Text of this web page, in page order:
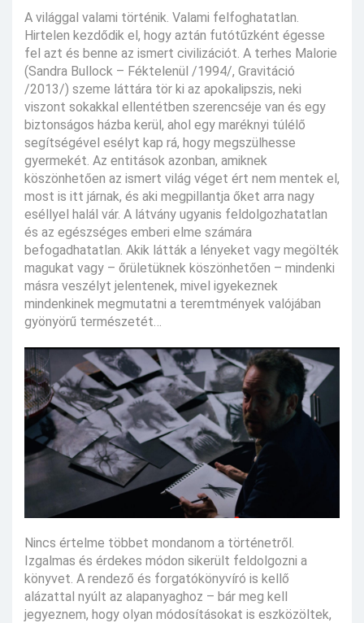
A világgal valami történik. Valami felfoghatatlan.
Hirtelen kezdődik el, hogy aztán futótűzként égesse
fel azt és benne az ismert civilizációt. A terhes Malorie
(Sandra Bullock – Féktelenül /1994/, Gravitáció
/2013/) szeme láttára tör ki az apokalipszis, neki
viszont sokakkal ellentétben szerencséje van és egy
biztonságos házba kerül, ahol egy maréknyi túlélő
segítségével esélyt kap rá, hogy megszülhesse
gyermekét. Az entitások azonban, amiknek
köszönhetően az ismert világ véget ért nem mentek el,
most is itt járnak, és aki megpillantja őket arra nagy
eséllyel halál vár. A látvány ugyanis feldolgozhatatlan
és az egészséges emberi elme számára
befogadhatatlan. Akik látták a lényeket vagy megölték
magukat vagy – őrületüknek köszönhetően – mindenki
másra veszélyt jelentenek, mivel igyekeznek
mindenkinek megmutatni a teremtmények valójában
gyönyörű természetét…
Nincs értelme többet mondanom a történetről.
Izgalmas és érdekes módon sikerült feldolgozni a
könyvet. A rendező és forgatókönyvíró is kellő
alázattal nyúlt az alapanyaghoz – bár meg kell
jegyeznem, hogy olyan módosításokat is eszközöltek,